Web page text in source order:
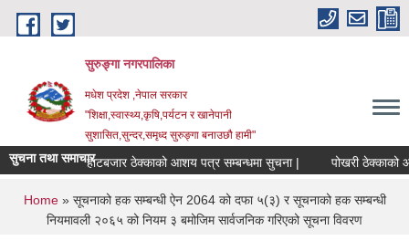
Skip to main content
सुरुङ्‍गा नगरपालिका
मधेश प्रदेश ,नेपाल सरकार
"शिक्षा,स्वास्थ्य,कृषि,पर्यटन र खानेपानी
सुशासित,सुन्दर,समृध्द सुरुङ्गा बनाउछौ हामी"
सुचना तथा समाचारहाटबजार ठेक्काको आशय पत्र सम्बन्धमा सुचना | पोखरी ठेक्काको
You are here
Home» सूचनाको हक सम्बन्धी ऐन 2064 को दफा ५(३) र सूचनाको हक सम्बन्धी
नियमावली २०६५ को नियम ३ बमोजिम सार्वजनिक गरिएको सूचना विवरण